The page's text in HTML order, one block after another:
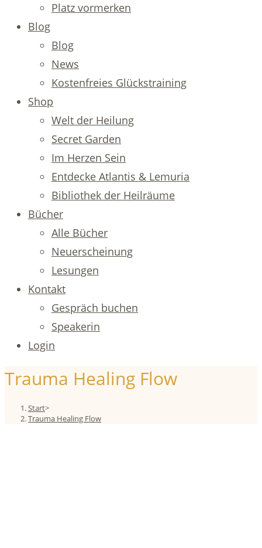
Platz vormerken
Blog
Blog
News
Kostenfreies Glückstraining
Shop
Welt der Heilung
Secret Garden
Im Herzen Sein
Entdecke Atlantis & Lemuria
Bibliothek der Heilräume
Bücher
Alle Bücher
Neuerscheinung
Lesungen
Kontakt
Gespräch buchen
Speakerin
Login
Trauma Healing Flow
Start>
Trauma Healing Flow